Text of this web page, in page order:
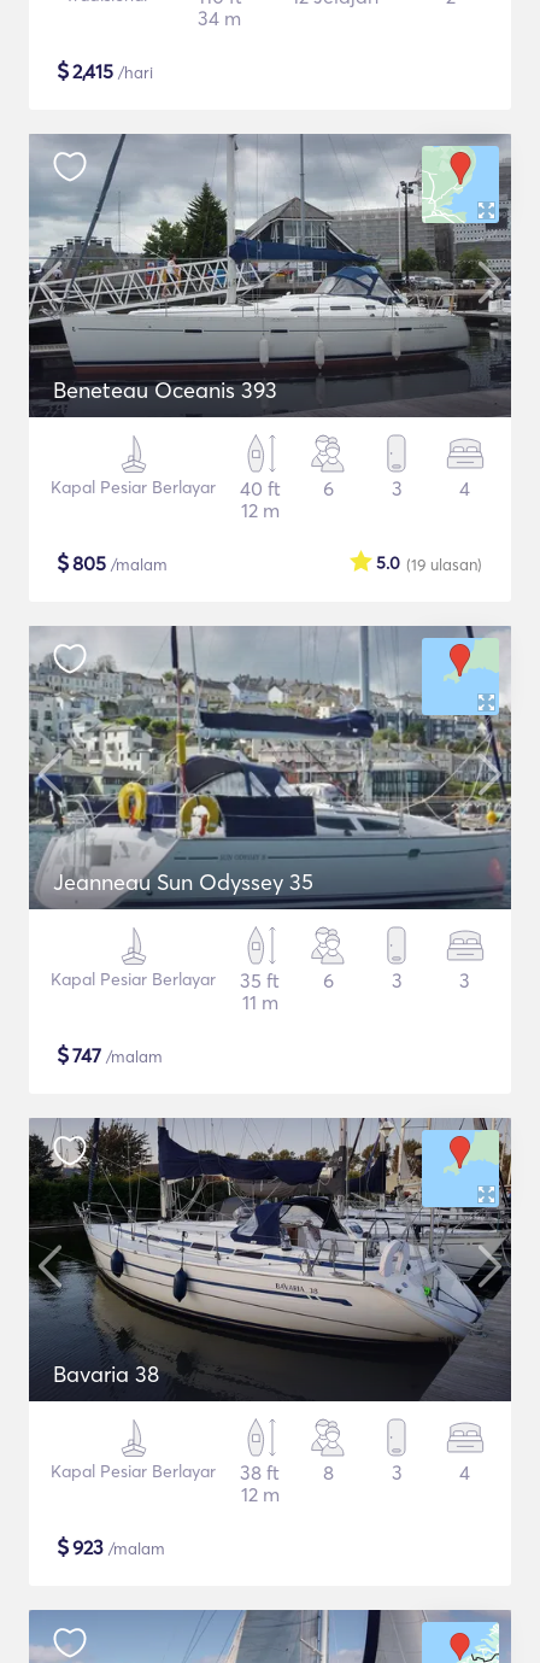
34 m
$2,415 /hari
Beneteau Oceanis 393
Kapal Pesiar Berlayar
40 ft
12 m
6 3 4
$805 /malam (19 ulasan)
5.0
Jeanneau Sun Odyssey 35
Kapal Pesiar Berlayar
35 ft
11 m
6 3 3
$747 /malam
Bavaria 38
Kapal Pesiar Berlayar
38 ft
12 m
8 3 4
$923 /malam